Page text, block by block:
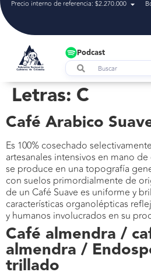
Precio interno de referencia: $2.270.000
Podcast
Letras: C
Café Arabico
Es 100% cosechado
artesanales intensivos en mano
se produce en una topografía
con suelos primordialmente de
de un Café Suave es uniforme y
características organolépticas
y humanos involucrados en su
Café almendra /
almendra /
trillado